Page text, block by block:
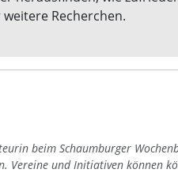
Recherchen.
beim Schaumburger
Vereine und Initiativen können